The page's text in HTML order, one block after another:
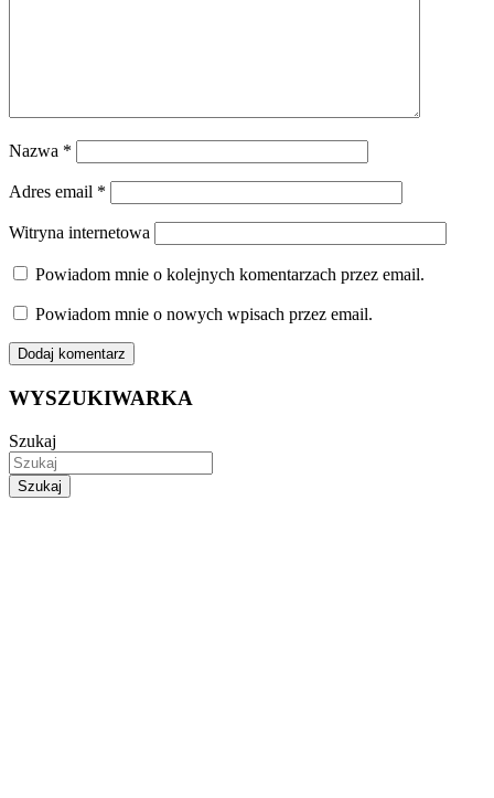
Nazwa *
Adres email *
Witryna internetowa
Powiadom mnie o kolejnych komentarzach przez email.
Powiadom mnie o nowych wpisach przez email.
WYSZUKIWARKA
Szukaj
Szukaj